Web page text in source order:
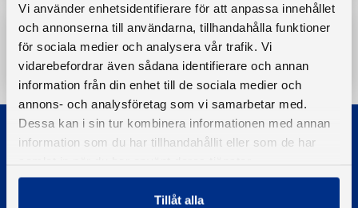
Vi använder enhetsidentifierare för att anpassa innehållet
och annonserna till användarna, tillhandahålla funktioner
för sociala medier och analysera vår trafik. Vi
vidarebefordrar även sådana identifierare och annan
information från din enhet till de sociala medier och
annons- och analysföretag som vi samarbetar med.
Dessa kan i sin tur kombinera informationen med annan
information som du har tillhandahållit eller som de har
Tillåt alla
Ladda ner